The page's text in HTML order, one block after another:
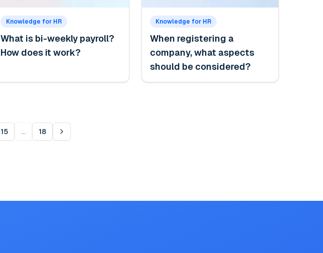
Knowledge for HR
What is bi-weekly payroll?
How does it work?
Knowledge for HR
When registering a
company, what aspects
should be considered?
15 ... 18